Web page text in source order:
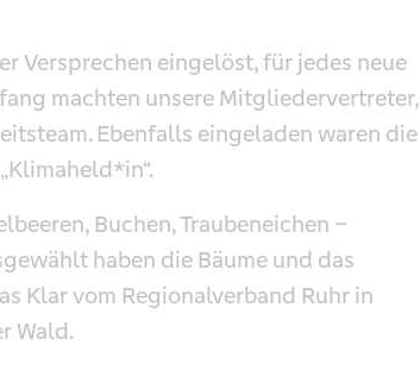
Versprechen eingelöst, für jedes neue
machten unsere Mitgliedervertreter,
Ebenfalls eingeladen waren die
Buchen, Traubeneichen –
haben die Bäume und das
Klar vom Regionalverband Ruhr in
Wald.